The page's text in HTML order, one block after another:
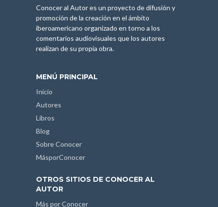
Conocer al Autor es un proyecto de difusión y
promoción de la creación en el ámbito
iberoamericano organizado en torno a los
comentarios audiovisuales que los autores
realizan de su propia obra.
MENÚ PRINCIPAL
Inicio
Autores
Libros
Blog
Sobre Conocer
MásporConocer
OTROS SITIOS DE CONOCER AL
AUTOR
Más por Conocer